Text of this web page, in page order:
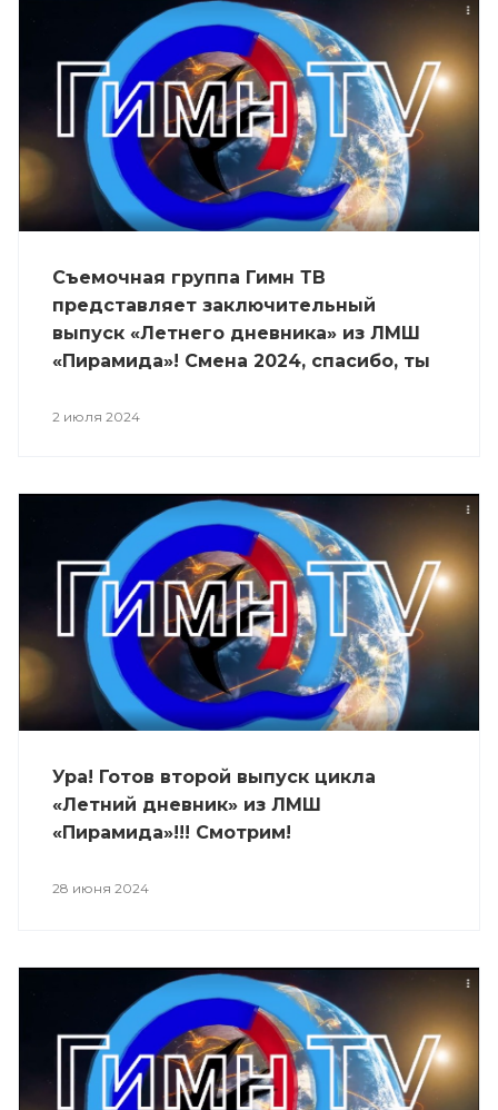
Съемочная группа Гимн ТВ
представляет заключительный
выпуск «Летнего дневника» из ЛМШ
«Пирамида»! Смена 2024, спасибо, ты
2 июля 2024
Ура! Готов второй выпуск цикла
«Летний дневник» из ЛМШ
«Пирамида»!!! Смотрим!
28 июня 2024